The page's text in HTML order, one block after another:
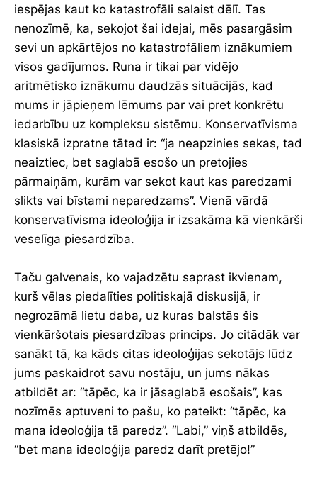
iespējas kaut ko katastrofāli salaist dēlī. Tas
nenozīmē, ka, sekojot šai idejai, mēs pasargāsim
sevi un apkārtējos no katastrofāliem iznākumiem
visos gadījumos. Runa ir tikai par vidējo
aritmētisko iznākumu daudzās situācijās, kad
mums ir jāpieņem lēmums par vai pret konkrētu
iedarbību uz kompleksu sistēmu. Konservatīvisma
klasiskā izpratne tātad ir: “ja neapzinies sekas, tad
neaiztiec, bet saglabā esošo un pretojies
pārmaiņām, kurām var sekot kaut kas paredzami
slikts vai bīstami neparedzams”. Vienā vārdā
konservatīvisma ideoloģija ir izsakāma kā vienkārši
veselīga piesardzība.
Taču galvenais, ko vajadzētu saprast ikvienam,
kurš vēlas piedalīties politiskajā diskusijā, ir
negrozāmā lietu daba, uz kuras balstās šis
vienkāršotais piesardzības princips. Jo citādāk var
sanākt tā, ka kāds citas ideoloģijas sekotājs lūdz
jums paskaidrot savu nostāju, un jums nākas
atbildēt ar: “tāpēc, ka ir jāsaglabā esošais”, kas
nozīmēs aptuveni to pašu, ko pateikt: “tāpēc, ka
mana ideoloģija tā paredz”. “Labi,” viņš atbildēs,
“bet mana ideoloģija paredz darīt pretējo!”